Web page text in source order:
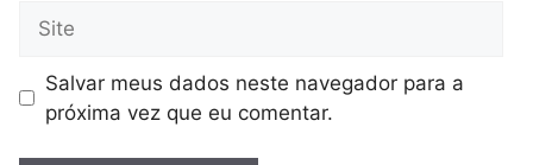
Salvar meus dados neste navegador para a
próxima vez que eu comentar.